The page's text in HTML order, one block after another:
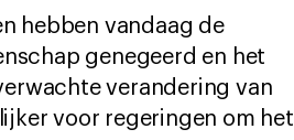
hebben vandaag de
genegeerd en het
verandering van
voor regeringen om het